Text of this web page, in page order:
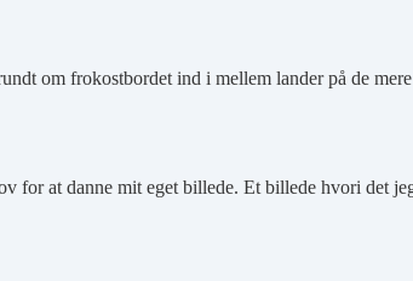
om frokostbordet ind i mellem lander på de
for at danne mit eget billede. Et billede hvori det